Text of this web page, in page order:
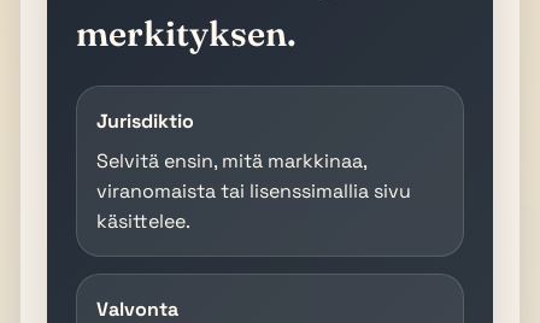
merkityksen.
Jurisdiktio
Selvitä ensin, mitä markkinaa,
viranomaista tai lisenssimallia sivu
käsittelee.
Valvonta